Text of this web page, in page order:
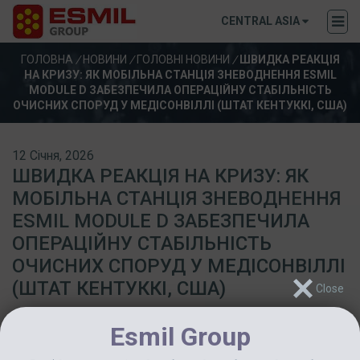
CENTRAL ASIA
ГОЛОВНА /НОВИНИ /ГОЛОВНІ НОВИНИ / ШВИДКА РЕАКЦІЯ
НА КРИЗУ: ЯК МОБІЛЬНА СТАНЦІЯ ЗНЕВОДНЕННЯ ESMIL
MODULE D ЗАБЕЗПЕЧИЛА ОПЕРАЦІЙНУ СТАБІЛЬНІСТЬ
ОЧИСНИХ СПОРУД У МЕДІСОНВІЛЛІ (ШТАТ КЕНТУККІ, США)
ШВИДКА РЕАКЦІЯ НА КРИЗУ: ЯК
МОБІЛЬНА СТАНЦІЯ ЗНЕВОДНЕННЯ
ESMIL MODULE D ЗАБЕЗПЕЧИЛА
ОПЕРАЦІЙНУ СТАБІЛЬНІСТЬ
ОЧИСНИХ СПОРУД У МЕДІСОНВІЛЛІ
(ШТАТ КЕНТУККІ, США)
12 Січня, 2026
Esmil Group